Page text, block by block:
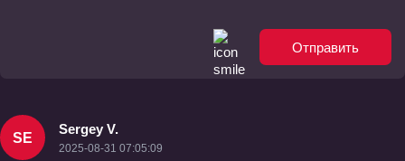
Отправить
SE
Sergey V.
2025-08-31 07:05:09